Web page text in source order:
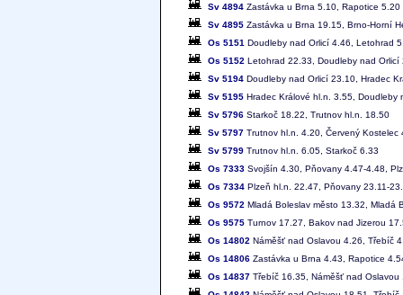
Sv 4894 Zastávka u Brna 5.10, Rapotice 5.20
Sv 4895 Zastávka u Brna 19.15, Brno-Horní
Os 5151 Doudleby nad Orlicí 4.46, Letohrad
Os 5152 Letohrad 22.33, Doudleby nad Orlicí
Sv 5194 Doudleby nad Orlicí 23.10, Hradec
Sv 5195 Hradec Králové hl.n. 3.55, Doudleby
Sv 5796 Starkoč 18.22, Trutnov hl.n. 18.50
Sv 5797 Trutnov hl.n. 4.20, Červený Kostelec
Sv 5799 Trutnov hl.n. 6.05, Starkoč 6.33
Os 7333 Svojšín 4.30, Pňovany 4.47-4.48,
Os 7334 Plzeň hl.n. 22.47, Pňovany 23.11-
Os 9572 Mladá Boleslav město 13.32, Mladá
Os 9575 Turnov 17.27, Bakov nad Jizerou
Os 14802 Náměšť nad Oslavou 4.26, Třebíč
Os 14806 Zastávka u Brna 4.43, Rapotice
Os 14837 Třebíč 16.35, Náměšť nad Oslavou